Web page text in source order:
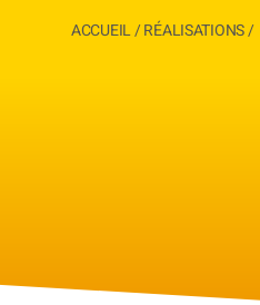
ACCUEIL/RÉALISATIONS/